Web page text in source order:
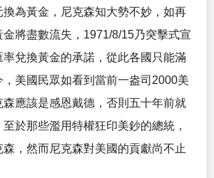
換為黃金，尼克森知大勢不妙，如再
將盡數流失，1971/8/15乃突擊式宣
兌換黃金的承諾，從此各國只能滿
美國民眾如看到當前一盎司2000美
森應該是感恩戴德，否則五十年前就
於那些濫用特權狂印美鈔的總統，
，然而尼克森對美國的貢獻尚不止